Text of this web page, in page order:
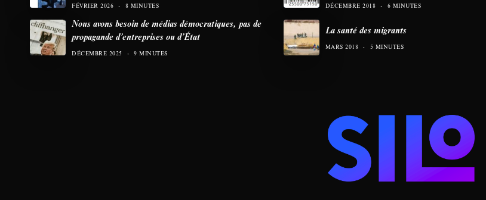
FÉVRIER 2026 8 MINUTES
Nous avons besoin de médias démocratiques, pas de
propagande d’entreprises ou d’État
DÉCEMBRE 2025 9 MINUTES
DÉCEMBRE 2018 6 MINUTES
La santé des migrants
MARS 2018 5 MINUTES